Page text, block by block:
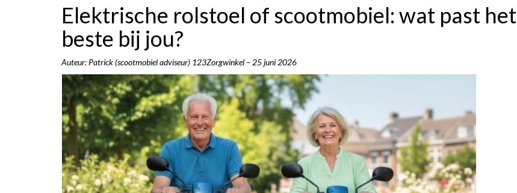
Elektrische rolstoel of scootmobiel: wat past het
beste bij jou?
Auteur: Patrick (scootmobiel adviseur) 123Zorgwinkel – 25 juni 2026